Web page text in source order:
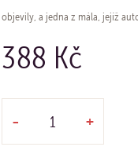
objevily, a jedna z mála, jejíž
388 Kč
- +